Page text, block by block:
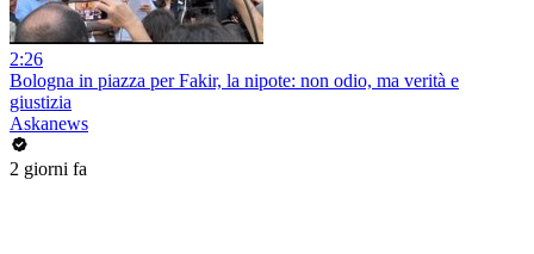
2:26
Bologna in piazza per Fakir, la nipote: non odio, ma verità e
giustizia
Askanews
2 giorni fa